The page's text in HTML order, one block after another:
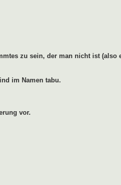
zu sein, der man nicht ist
im Namen tabu.
vor.